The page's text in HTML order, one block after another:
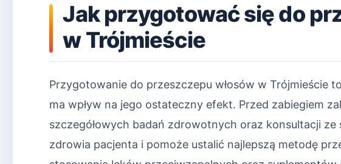
Jak przygotować się do
w Trójmieście
Przygotowanie do przeszczepu włosów w Trójmieście
ma wpływ na jego ostateczny efekt. Przed zabiegiem
szczegółowych badań zdrowotnych oraz konsultacji
zdrowia pacjenta i pomoże ustalić najlepszą metodę